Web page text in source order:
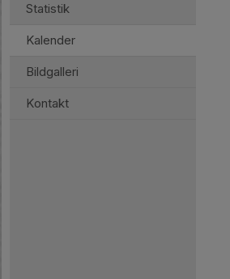
Statistik
Kalender
Bildgalleri
Kontakt